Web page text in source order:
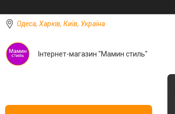
Одеса, Харків, Київ, Україна
Інтернет-магазин "Мамин стиль"